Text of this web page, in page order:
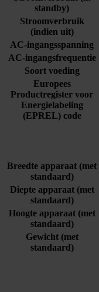
standby)
Stroomverbruik
(indien uit)
AC-ingangsspanning
AC-ingangsfrequentie
Soort voeding
Europees
Productregister voor
Energielabeling
(EPREL) code
Breedte apparaat (met
standaard)
Diepte apparaat (met
standaard)
Hoogte apparaat (met
standaard)
Gewicht (met
standaard)